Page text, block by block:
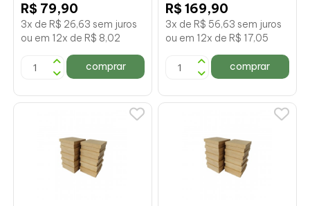
R$ 79,90
3x de R$ 26,63 sem juros
ou em 12x de R$ 8,02
comprar
R$ 169,90
3x de R$ 56,63 sem juros
ou em 12x de R$ 17,05
comprar